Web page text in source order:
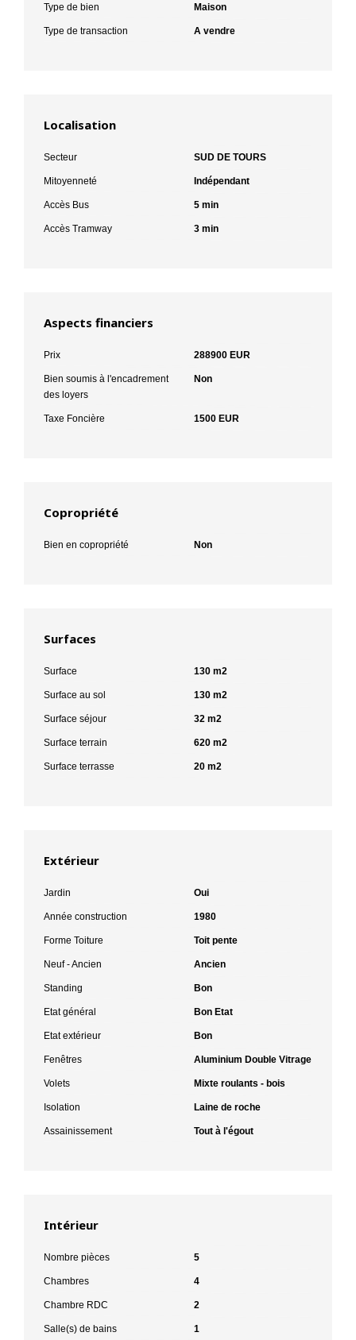
Type de bien Maison
Type de transaction A vendre
Localisation
Secteur SUD DE TOURS
Mitoyenneté Indépendant
Accès Bus 5 min
Accès Tramway 3 min
Aspects financiers
Prix 288900 EUR
Bien soumis à l'encadrement
des loyers
Non
Taxe Foncière 1500 EUR
Copropriété
Bien en copropriété Non
Surfaces
Surface 130 m2
Surface au sol 130 m2
Surface séjour 32 m2
Surface terrain 620 m2
Surface terrasse 20 m2
Extérieur
Jardin Oui
Année construction 1980
Forme Toiture Toit pente
Neuf - Ancien Ancien
Standing Bon
Etat général Bon Etat
Etat extérieur Bon
Fenêtres Aluminium Double Vitrage
Volets Mixte roulants - bois
Isolation Laine de roche
Assainissement Tout à l'égout
Intérieur
Nombre pièces 5
Chambres 4
Chambre RDC 2
Salle(s) de bains 1